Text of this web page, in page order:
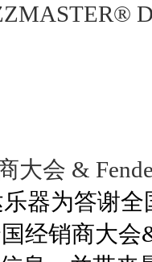
大会 &
器为答谢
经销商大会